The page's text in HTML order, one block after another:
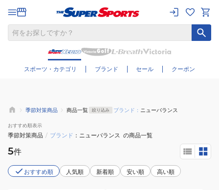
スポーツ・カテゴリ ブランド セール クーポン
さらに絞り込む
季節対策商品 商品一覧 絞り込み ブランド： ニューバランス
おすすめ順表示
季節対策商品 / ブランド ニューバランス の商品一覧
5件
おすすめ順 人気順 新着順 安い順 高い順